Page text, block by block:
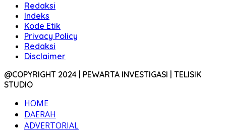
Redaksi
Indeks
Kode Etik
Privacy Policy
Redaksi
Disclaimer
@COPYRIGHT 2024 | PEWARTA INVESTIGASI | TELISIK
STUDIO
HOME
DAERAH
ADVERTORIAL